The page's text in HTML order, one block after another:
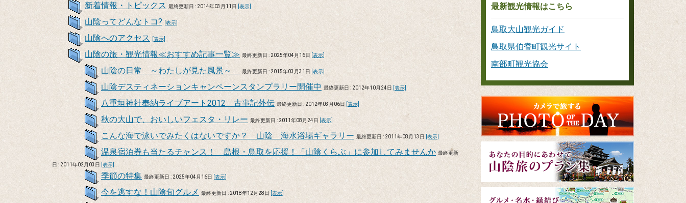
新着情報・トピックス 最終更新日 : 2014年03月11日 [表示]
山陰ってどんなトコ? [表示]
山陰へのアクセス [表示]
山陰の旅・観光情報≪おすすめ記事一覧≫ 最終更新日 : 2025年04月16日 [表示]
山陰の日常 ～わたしが見た風景～ 最終更新日 : 2015年03月31日 [表示]
山陰デスティネーションキャンペーンスタンプラリー開催中 最終更新日 : 2012年10月24日 [表示]
八重垣神社奉納ライブアート2012 古事記外伝 最終更新日 : 2012年03月06日 [表示]
秋の大山で、おいしいフェスタ・リレー 最終更新日 : 2011年08月24日 [表示]
こんな海で泳いでみたくはないですか？ 山陰 海水浴場ギャラリー 最終更新日 : 2011年08月13日 [表示]
温泉宿泊券も当たるチャンス！ 島根・鳥取を応援！「山陰くらぶ」に参加してみませんか 最終更新
日 : 2011年02月03日 [表示]
季節の特集 最終更新日 : 2025年04月16日 [表示]
今を逃すな！山陰旬グルメ 最終更新日 : 2018年12月28日 [表示]
最新観光情報はこちら
鳥取大山観光ガイド
鳥取県伯耆町観光サイト
南部町観光協会